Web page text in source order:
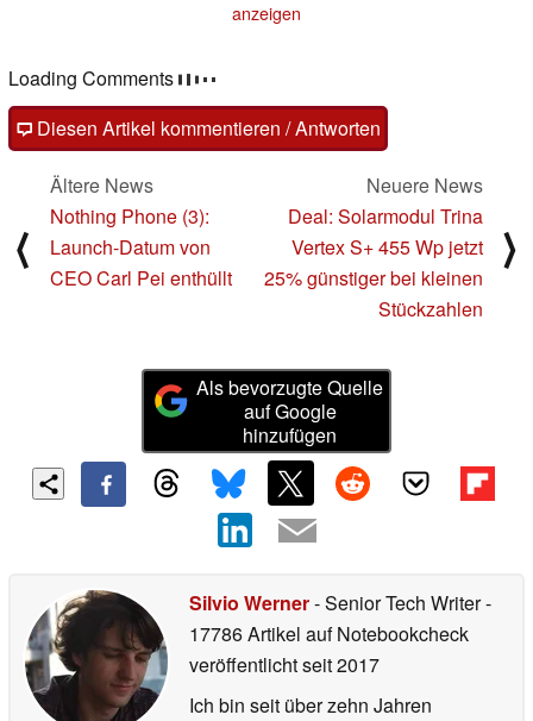
anzeigen
Loading Comments
Diesen Artikel kommentieren / Antworten
⟨
Ältere News
Nothing Phone (3):
Launch-Datum von
CEO Carl Pei enthüllt
Neuere News
Deal: Solarmodul Trina
Vertex S+ 455 Wp jetzt
25% günstiger bei kleinen
Stückzahlen
⟩
Als bevorzugte Quelle
auf Google
hinzufügen
Silvio Werner- Senior Tech Writer-
17786 Artikel auf Notebookcheck
veröffentlichtseit 2017
Ich bin seit über zehn Jahren